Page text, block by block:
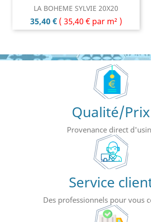
LA BOHEME SYLVIE 20X20
Prix
35,40 € ( 35,40 € par m² )
Qualité/Prix
Provenance direct
Service
Des professionnels pour vous